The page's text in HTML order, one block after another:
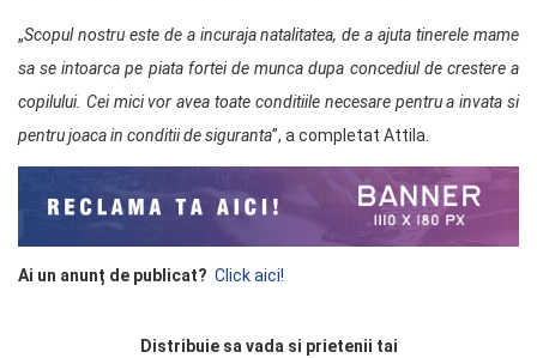
„Scopul nostru este de a incuraja natalitatea, de a ajuta tinerele mame
sa se intoarca pe piata fortei de munca dupa concediul de crestere a
copilului. Cei mici vor avea toate conditiile necesare pentru a invata si
pentru joaca in conditii de siguranta”, a completat Attila.
Ai un anunț de publicat? Click aici!
Distribuie sa vada si prietenii tai